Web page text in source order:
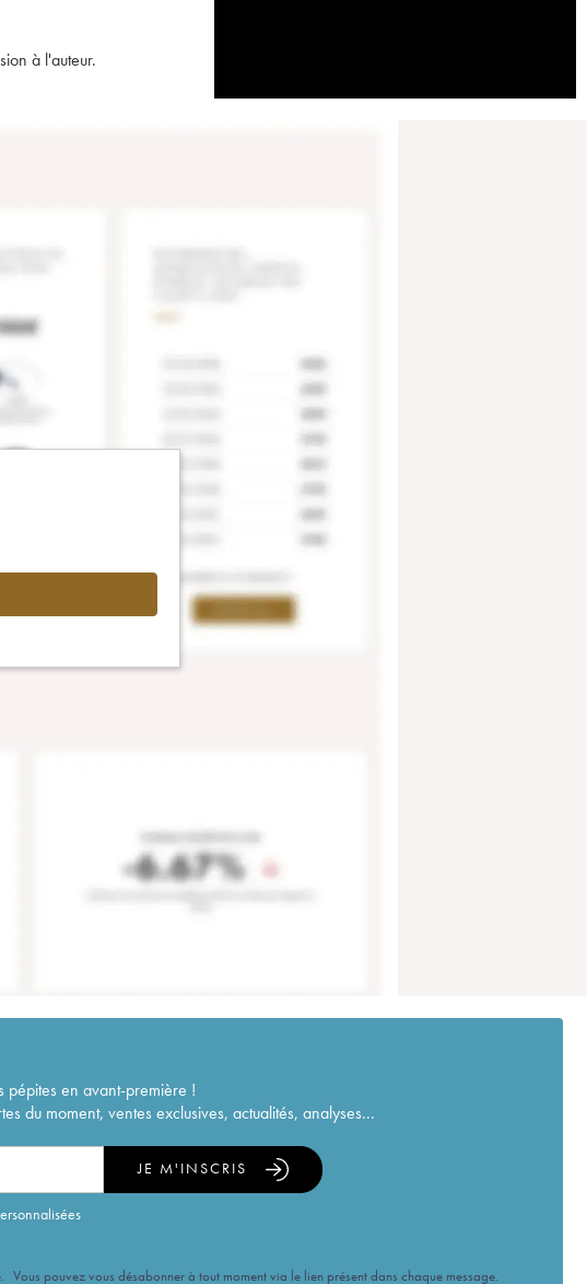
à l'auteur.
pépites en avant-première !
du moment, ventes exclusives, actualités, analyses...
JE M'INSCRIS
pouvez vous désabonner à tout moment via le lien présent dans chaque message.